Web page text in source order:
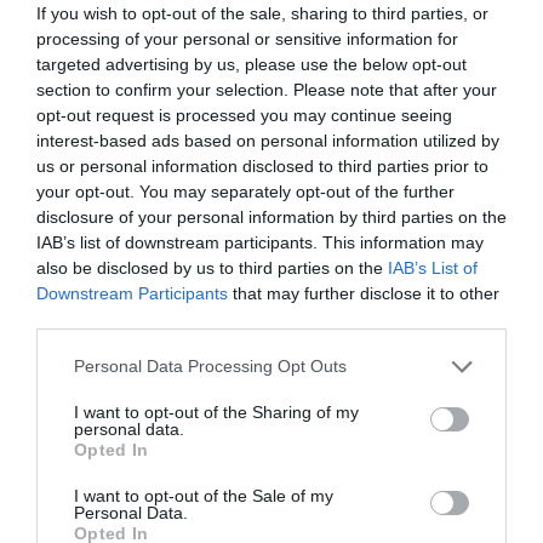
If you wish to opt-out of the sale, sharing to third parties, or
processing of your personal or sensitive information for
targeted advertising by us, please use the below opt-out
section to confirm your selection. Please note that after your
opt-out request is processed you may continue seeing
interest-based ads based on personal information utilized by
us or personal information disclosed to third parties prior to
your opt-out. You may separately opt-out of the further
disclosure of your personal information by third parties on the
IAB’s list of downstream participants. This information may
also be disclosed by us to third parties on the IAB’s List of
Downstream Participants that may further disclose it to other
Please note that this website/app uses one or more Google
not limited to your visit or usage behaviour. You may click to
grant or deny consent to Google and its third-party tags to
use your data for below specified purposes in below Google
consent section.
Personal Data Processing Opt Outs
I want to opt-out of the Sharing of my
personal data.
Opted In
I want to opt-out of the Sale of my
Personal Data.
Opted In
δικαιούχοι πληρώνονται έως τις
14 Αυγούστου
09.08.2026 | 14:00
Κατάνυξη στην Εύβοια:
Παράκληση της Παναγίας στη
Λούτσα με κεράσματα και
αναψυκτικά
09.08.2026 | 13:40
Σκύλος ή γάτα; Δείτε πόσα
χρήματα θα χρειαστείτε κάθε
χρόνο
09.08.2026 | 13:20
37χρονο άνδρα
09.08.2026 | 13:00
Πανσέληνος Αυγούστου 2026: Η
μερική έκλειψη και τα
Όλες οι τελευταίες ειδήσεις
ΠΕΡΙΣΣΟΤΕΡΑ ΑΠΟ ΠΟΛΙΤΙΚΗ